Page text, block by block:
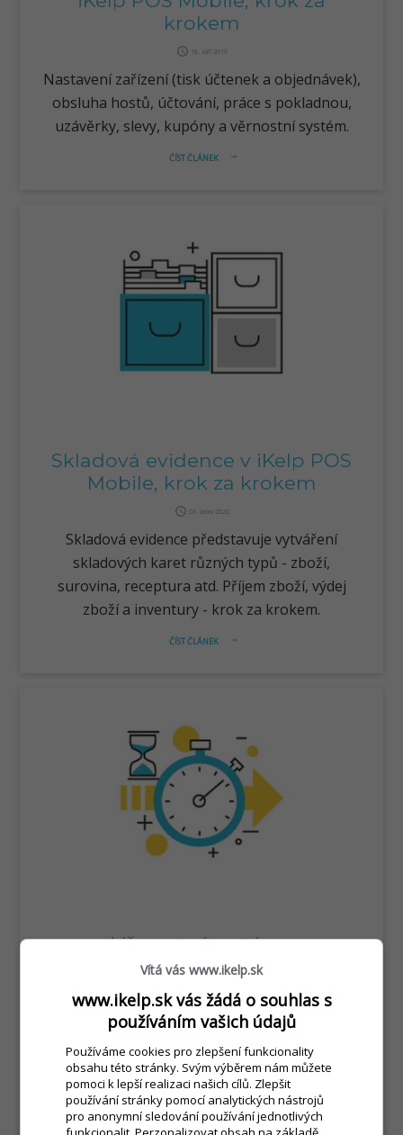
krokem
query_builder 18. září 2019
Nastavení zařízení (tisk účtenek a objednávek),
obsluha hostů, účtování, práce s pokladnou,
uzávěrky, slevy, kupóny a věrnostní systém.
arrow_right_alt
ČÍST ČLÁNEK
Skladová evidence v iKelp POS
Mobile, krok za krokem
query_builder 06. února 2020
Skladová evidence představuje vytváření
skladových karet různých typů - zboží,
surovina, receptura atd. Příjem zboží, výdej
zboží a inventury - krok za krokem.
arrow_right_alt
ČÍST ČLÁNEK
Věrnostní systémy
query_builder 29. prosince 2020
Pokročilé nástroje jako zbíraní bodů,
automatický klubový systém, automatické
sledování obratů, individuálni slevové akce pro
získávání nových a udržení si stávajícich
zákazníků.
ČÍST ČLÁNEK
Vítá vás www.ikelp.sk
www.ikelp.sk vás žádá o souhlas s
používáním vašich údajů
Používáme cookies pro zlepšení funkcionality
obsahu této stránky. Svým výběrem nám můžete
pomoci k lepší realizaci našich cílů. Zlepšit
používání stránky pomocí analytických nástrojů
pro anonymní sledování používání jednotlivých